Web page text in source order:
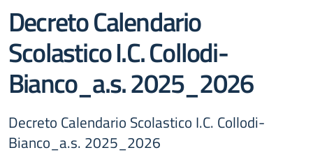
Decreto Calendario
Scolastico I.C. Collodi-
Bianco_a.s. 2025_2026
Decreto Calendario Scolastico I.C. Collodi-
Bianco_a.s. 2025_2026